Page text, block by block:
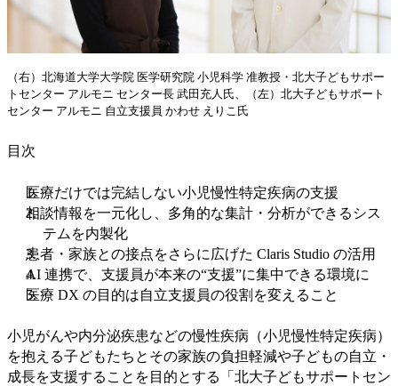
（右）北海道大学大学院 医学研究院 小児科学 准教授・北大子どもサポー
トセンター アルモニ センター長 武田充人氏、（左）北大子どもサポート
センター アルモニ 自立支援員 かわせ えりこ氏
目次
医療だけでは完結しない小児慢性特定疾病の支援
相談情報を一元化し、多角的な集計・分析ができるシス
テムを内製化
患者・家族との接点をさらに広げた Claris Studio の活用
AI 連携で、支援員が本来の“支援”に集中できる環境に
医療 DX の目的は自立支援員の役割を変えること
小児がんや内分泌疾患などの慢性疾病（小児慢性特定疾病）
を抱える子どもたちとその家族の負担軽減や子どもの自立・
成長を支援することを目的とする「北大子どもサポートセン